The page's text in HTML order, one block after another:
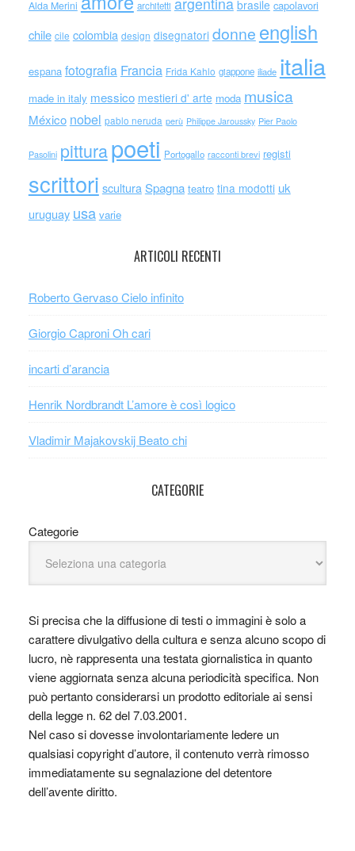
Alda Merini architetti brasile capolavori
chile cile colombia design disegnatori donne english
espana fotografia Francia Frida Kahlo giappone iliade italia
made in italy messico mestieri d' arte moda musica
México nobel pablo neruda perù Philippe Jaroussky Pier Paolo
Pasolini pitturapoeti Portogallo racconti brevi registi
scrittori scultura Spagna teatro tina modotti uk
uruguay usa varie
ARTICOLI RECENTI
Roberto Gervaso Cielo infinito
Giorgio Caproni Oh cari
incarti d’arancia
Henrik Nordbrandt L’amore è così logico
Vladimir Majakovskij Beato chi
CATEGORIE
Categorie
Si precisa che la diffusione di testi o immagini è solo a
carattere divulgativo della cultura e senza alcuno scopo di
lucro, nè rappresenta una testata giornalistica in quanto
viene aggiornata senza alcuna periodicità specifica. Non
può pertanto considerarsi un prodotto editoriale ai sensi
della legge n. 62 del 7.03.2001.
Nel caso si dovesse involontariamente ledere un
qualsiasi copyright d’autore, il contenuto verrà rimosso
immediatamente su segnalazione del detentore
dell’avente diritto.